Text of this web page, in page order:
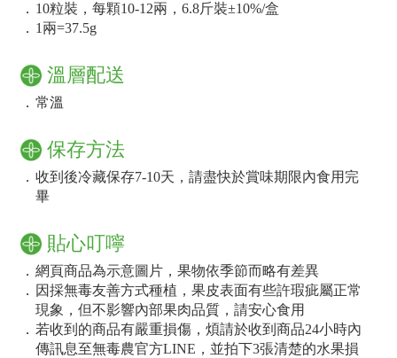
． 10粒裝，每顆10-12兩，6.8斤裝±10%/盒
． 1兩=37.5g
溫層配送
． 常溫
保存方法
． 收到後冷藏保存7-10天，請盡快於賞味期限內食用完
畢
貼心叮嚀
． 網頁商品為示意圖片，果物依季節而略有差異
． 因採無毒友善方式種植，果皮表面有些許瑕疵屬正常
現象，但不影響內部果肉品質，請安心食用
． 若收到的商品有嚴重損傷，煩請於收到商品24小時內
傳訊息至無毒農官方LINE，並拍下3張清楚的水果損